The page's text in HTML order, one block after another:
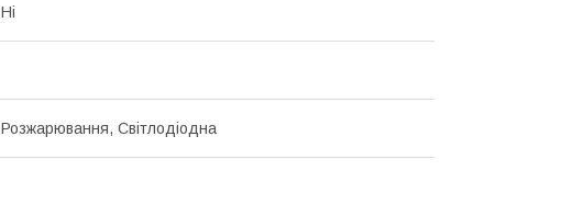
Ні
Розжарювання, Світлодіодна